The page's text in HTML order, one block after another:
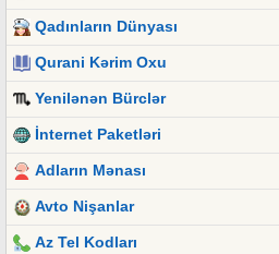
Qadınların Dünyası
Qurani Kərim Oxu
Yenilənən Bürclər
İnternet Paketləri
Adların Mənası
Avto Nişanlar
Az Tel Kodları